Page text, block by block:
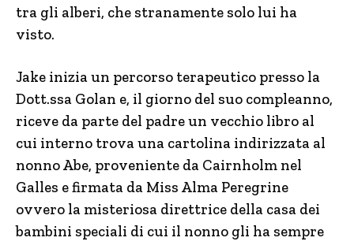
tra gli alberi, che stranamente solo lui ha
visto.
Jake inizia un percorso terapeutico presso la
Dott.ssa Golan e, il giorno del suo compleanno,
riceve da parte del padre un vecchio libro al
cui interno trova una cartolina indirizzata al
nonno Abe, proveniente da Cairnholm nel
Galles e firmata da Miss Alma Peregrine
ovvero la misteriosa direttrice della casa dei
bambini speciali di cui il nonno gli ha sempre